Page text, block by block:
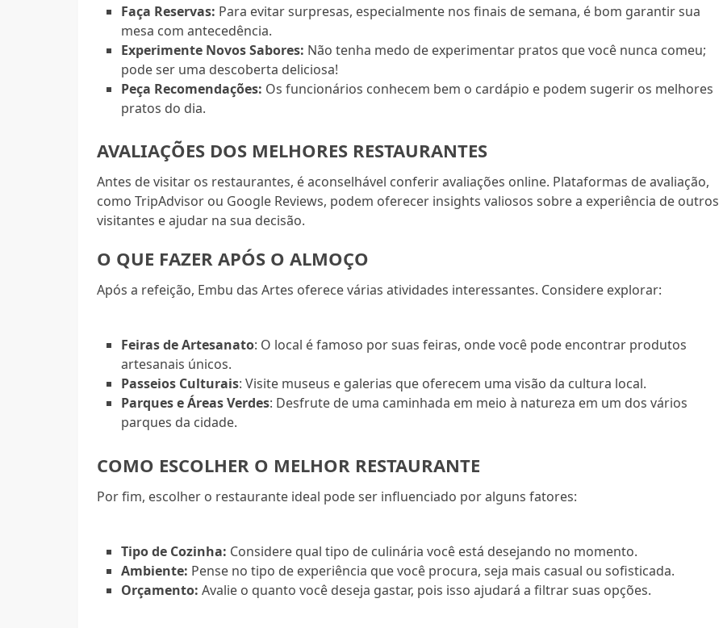
Faça Reservas: Para evitar surpresas, especialmente nos finais de semana, é bom garantir sua
mesa com antecedência.
Experimente Novos Sabores: Não tenha medo de experimentar pratos que você nunca comeu;
pode ser uma descoberta deliciosa!
Peça Recomendações: Os funcionários conhecem bem o cardápio e podem sugerir os melhores
pratos do dia.
AVALIAÇÕES DOS MELHORES RESTAURANTES
Antes de visitar os restaurantes, é aconselhável conferir avaliações online. Plataformas de avaliação,
como TripAdvisor ou Google Reviews, podem oferecer insights valiosos sobre a experiência de outros
visitantes e ajudar na sua decisão.
O QUE FAZER APÓS O ALMOÇO
Após a refeição, Embu das Artes oferece várias atividades interessantes. Considere explorar:
Feiras de Artesanato: O local é famoso por suas feiras, onde você pode encontrar produtos
artesanais únicos.
Passeios Culturais: Visite museus e galerias que oferecem uma visão da cultura local.
Parques e Áreas Verdes: Desfrute de uma caminhada em meio à natureza em um dos vários
parques da cidade.
COMO ESCOLHER O MELHOR RESTAURANTE
Por fim, escolher o restaurante ideal pode ser influenciado por alguns fatores:
Tipo de Cozinha: Considere qual tipo de culinária você está desejando no momento.
Ambiente: Pense no tipo de experiência que você procura, seja mais casual ou sofisticada.
Orçamento: Avalie o quanto você deseja gastar, pois isso ajudará a filtrar suas opções.